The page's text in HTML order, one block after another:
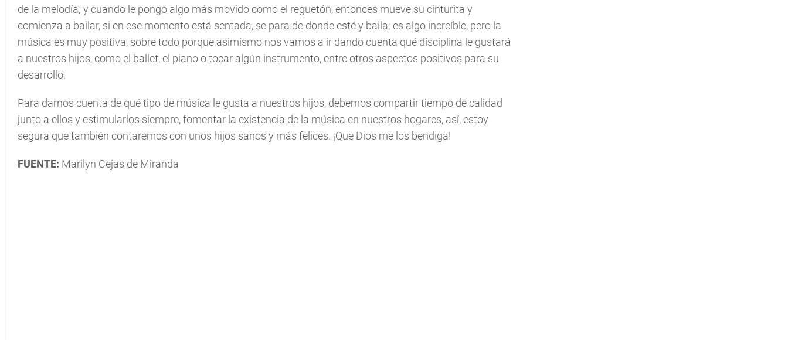
de la melodía; y cuando le pongo algo más movido como el reguetón, entonces mueve su cinturita y
comienza a bailar, si en ese momento está sentada, se para de donde esté y baila; es algo increíble, pero la
música es muy positiva, sobre todo porque asimismo nos vamos a ir dando cuenta qué disciplina le gustará
a nuestros hijos, como el ballet, el piano o tocar algún instrumento, entre otros aspectos positivos para su
desarrollo.
Para darnos cuenta de qué tipo de música le gusta a nuestros hijos, debemos compartir tiempo de calidad
junto a ellos y estimularlos siempre, fomentar la existencia de la música en nuestros hogares, así, estoy
segura que también contaremos con unos hijos sanos y más felices. ¡Que Dios me los bendiga!
FUENTE: Marilyn Cejas de Miranda